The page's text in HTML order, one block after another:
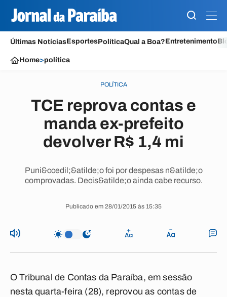
Últimas NotíciasEsportesPolíticaQual a Boa?Entretenimento
Home>política
POLÍTICA
TCE reprova contas e
manda ex-prefeito
devolver R$ 1,4 mi
Puni&ccedil;&atilde;o foi por despesas n&atilde;o
comprovadas. Decis&atilde;o ainda cabe recurso.
Publicado em 28/01/2015 às 15:35
O Tribunal de Contas da Paraíba, em sessão
nesta quarta-feira (28), reprovou as contas de